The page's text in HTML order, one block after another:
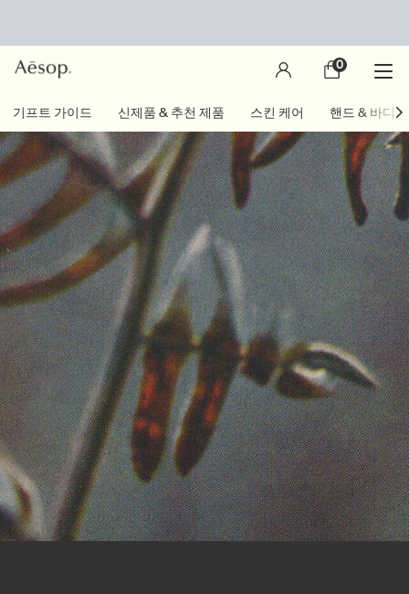
장
니
0
0 제품
기프트 가이드 신제품 & 추천 제품 스킨 케어 핸드 & 바디